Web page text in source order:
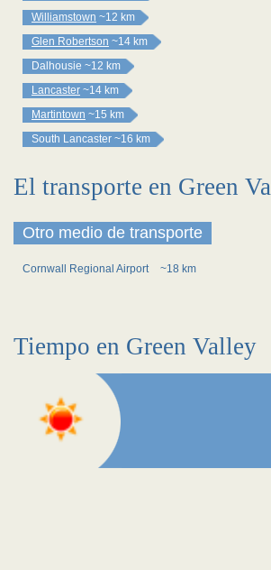
Williamstown ~12 km
Glen Robertson ~14 km
Dalhousie ~12 km
Lancaster ~14 km
Martintown ~15 km
South Lancaster ~16 km
El transporte en Green
Otro medio de transporte
Cornwall Regional Airport ~18 km
Tiempo en Green Valley